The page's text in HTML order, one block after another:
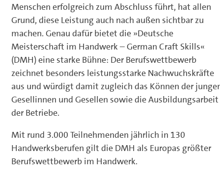
Menschen erfolgreich zum Abschluss führt, hat allen
Grund, diese Leistung auch nach außen sichtbar zu
machen. Genau dafür bietet die »Deutsche
Meisterschaft im Handwerk – German Craft Skills«
(DMH) eine starke Bühne: Der Berufswettbewerb
zeichnet besonders leistungsstarke Nachwuchskräfte
aus und würdigt damit zugleich das Können der
Gesellinnen und Gesellen sowie die Ausbildungsarbeit
der Betriebe.
Mit rund 3.000 Teilnehmenden jährlich in 130
Handwerksberufen gilt die DMH als Europas größter
Berufswettbewerb im Handwerk.